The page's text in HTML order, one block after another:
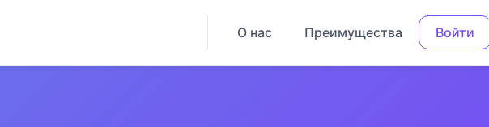
О нас Преимущества Войти